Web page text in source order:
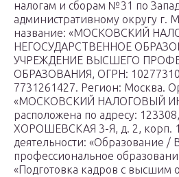
налогам и сборам №31 по
административному округу г.
название: «МОСКОВСКИЙ
НЕГОСУДАРСТВЕННОЕ
УЧРЕЖДЕНИЕ ВЫСШЕГО
ОБРАЗОВАНИЯ, ОГРН:
7731261427. Регион: Москва.
«МОСКОВСКИЙ НАЛОГОВЫЙ
расположена по адресу:
ХОРОШЕВСКАЯ 3-Я, д. 2, корп.
деятельности: «Образование /
профессиональное
«Подготовка кадров с высшим